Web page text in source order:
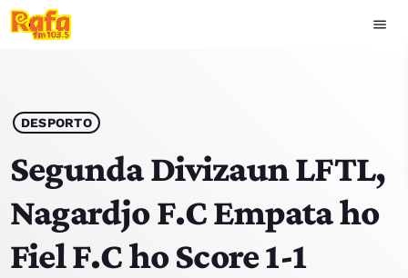
menu
play_arrow OUVIR RAFA
HOME
NOTISIA
DESPORTO
Segunda Divizaun LFTL,
Nagardjo F.C Empata ho
Fiel F.C ho Score 1-1